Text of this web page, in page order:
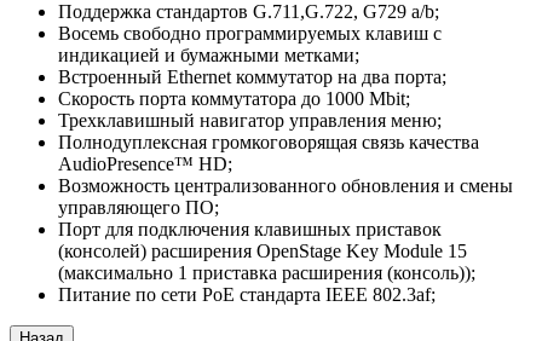
Поддержка стандартов G.711,G.722, G729 a/b;
Восемь свободно программируемых клавиш с
индикацией и бумажными метками;
Встроенный Ethernet коммутатор на два порта;
Скорость порта коммутатора до 1000 Mbit;
Трехклавишный навигатор управления меню;
Полнодуплексная громкоговорящая связь качества
AudioPresence™ HD;
Возможность централизованного обновления и смены
управляющего ПО;
Порт для подключения клавишных приставок
(консолей) расширения OpenStage Key Module 15
(максимально 1 приставка расширения (консоль));
Питание по сети PoE стандарта IEEE 802.3af;